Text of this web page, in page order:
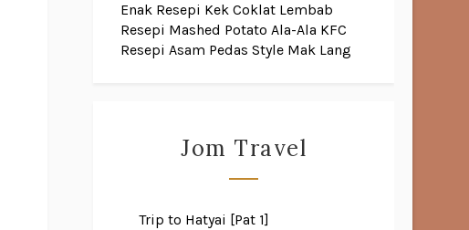
Enak Resepi Kek Coklat Lembab
Resepi Mashed Potato Ala-Ala KFC
Resepi Asam Pedas Style Mak Lang
Jom Travel
Trip to Hatyai [Pat 1]